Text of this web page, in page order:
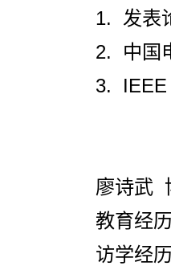
1. 发表论
2. 中国电
3. IEEE
廖诗武
教育经历：
访学经历